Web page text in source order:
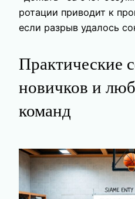
ротации приводит к
если разрыв удалось
Практические
новичков и
команд